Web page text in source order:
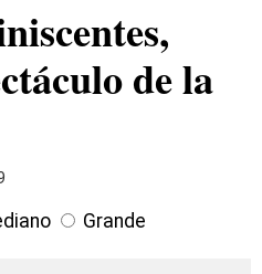
de la
Grande